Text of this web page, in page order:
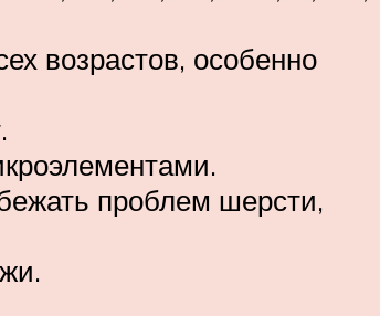
возрастов, особенно
проблем шерсти,